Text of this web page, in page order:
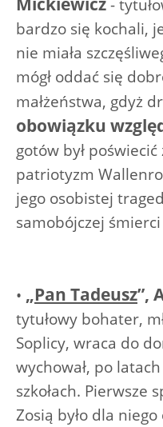
-
bardzo się kochali,
nie miała
mógł oddać się
małżeństwa, gdyż
obowiązku
gotów był
patriotyzm
jego osobistej
samobójczej
• „Pan Tadeusz”,
tytułowy bohater,
Soplicy, wraca do
wychował, po
szkołach. Pierwsze
Zosią było dla